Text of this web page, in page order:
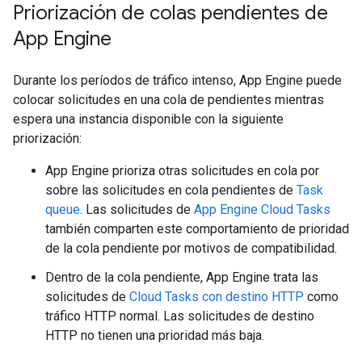
Priorización de colas pendientes de
App Engine
Durante los períodos de tráfico intenso, App Engine puede
colocar solicitudes en una cola de pendientes mientras
espera una instancia disponible con la siguiente
priorización:
App Engine prioriza otras solicitudes en cola por
sobre las solicitudes en cola pendientes de Task
queue. Las solicitudes de App Engine Cloud Tasks
también comparten este comportamiento de prioridad
de la cola pendiente por motivos de compatibilidad.
Dentro de la cola pendiente, App Engine trata las
solicitudes de Cloud Tasks con destino HTTP como
tráfico HTTP normal. Las solicitudes de destino
HTTP no tienen una prioridad más baja.